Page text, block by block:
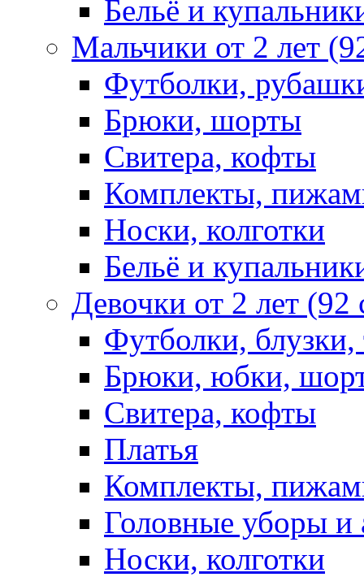
Бельё и
Мальчики от 2 лет
Футболки,
Брюки, шорты
Свитера, кофты
Комплекты,
Носки, колготки
Бельё и
Девочки от 2 лет
Футболки,
Брюки, юбки,
Свитера, кофты
Платья
Комплекты,
Головные уборы и
Носки, колготки